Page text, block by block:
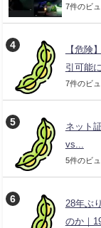
7件のビ
【危険
引可能
7件のビ
ネット
vs...
5件のビ
28年ぶ
のか｜